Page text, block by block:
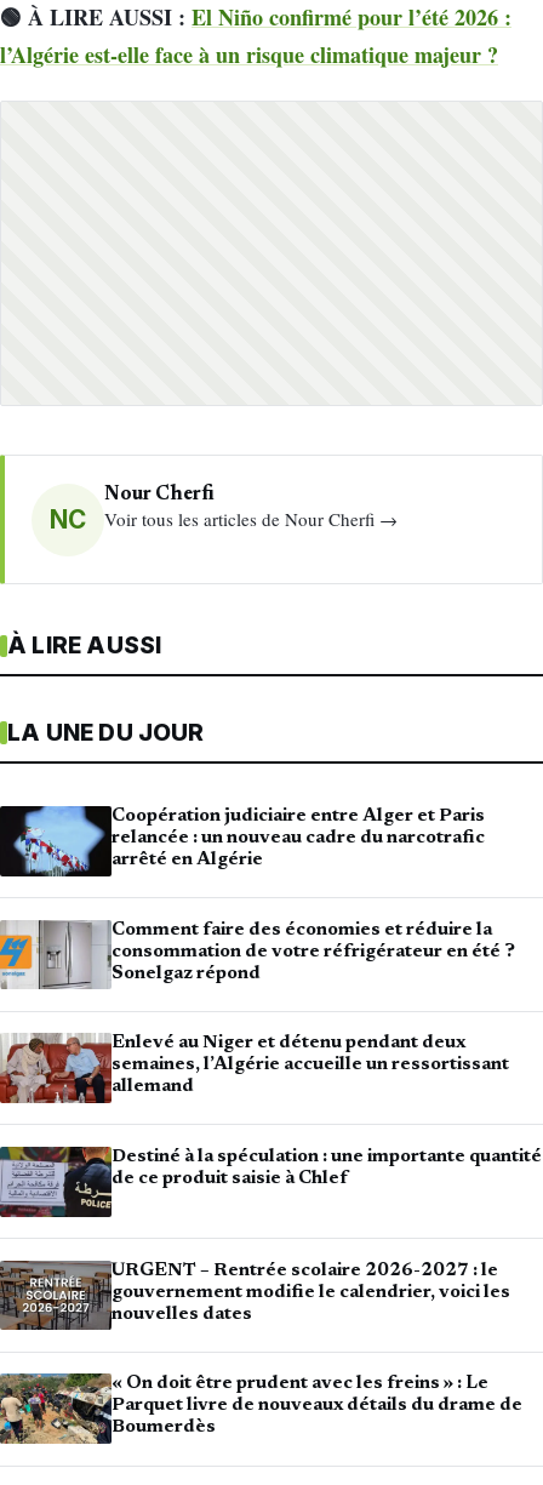
🟢 À LIRE AUSSI : El Niño confirmé pour l’été 2026 :
l’Algérie est-elle face à un risque climatique majeur ?
NC
Nour Cherfi
Voir tous les articles de Nour Cherfi →
À LIRE AUSSI
LA UNE DU JOUR
Coopération judiciaire entre Alger et Paris
relancée : un nouveau cadre du narcotrafic
arrêté en Algérie
Comment faire des économies et réduire la
consommation de votre réfrigérateur en été ?
Sonelgaz répond
Enlevé au Niger et détenu pendant deux
semaines, l’Algérie accueille un ressortissant
allemand
Destiné à la spéculation : une importante quantité
de ce produit saisie à Chlef
URGENT – Rentrée scolaire 2026-2027 : le
gouvernement modifie le calendrier, voici les
nouvelles dates
« On doit être prudent avec les freins » : Le
Parquet livre de nouveaux détails du drame de
Boumerdès